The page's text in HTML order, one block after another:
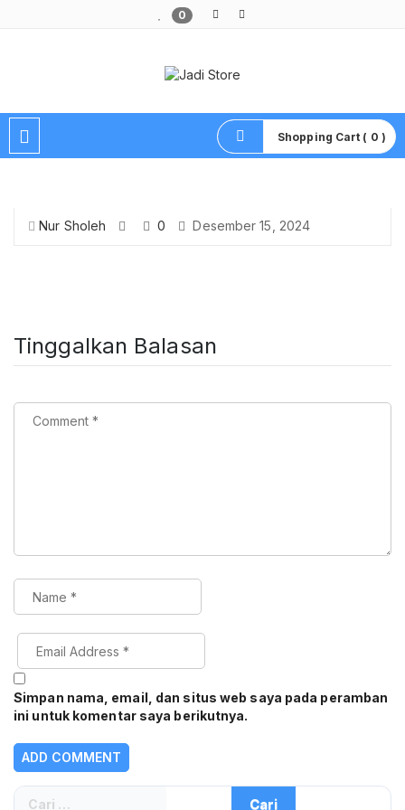
0
Shopping Cart ( 0 )
Nur Sholeh 0 Desember 15, 2024
Tinggalkan Balasan
Simpan nama, email, dan situs web saya pada peramban
ini untuk komentar saya berikutnya.
Cari